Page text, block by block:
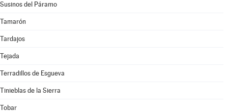
Susinos del Páramo
Tamarón
Tardajos
Tejada
Terradillos de Esgueva
Tinieblas de la Sierra
Tobar